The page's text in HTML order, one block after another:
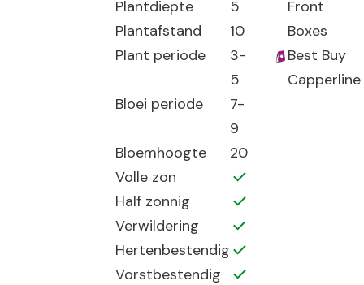
Plantdiepte
5
Plantafstand
10
Plant periode
3-
5
Bloei periode
7-
9
Bloemhoogte
20
Volle zon
Half zonnig
Verwildering
Hertenbestendig
Vorstbestendig
Front
Boxes
Best Buy
Capperline